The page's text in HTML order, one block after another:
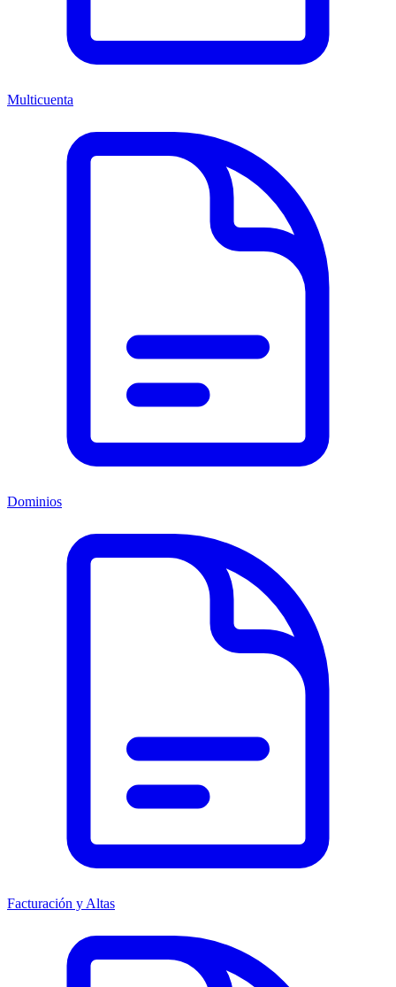
Multicuenta
Dominios
Facturación y Altas